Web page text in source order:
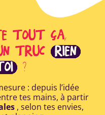
TOUT ÇA,
TRUC
RIEN
?
: depuis l’idée
tes mains, à partir
, selon tes envies,